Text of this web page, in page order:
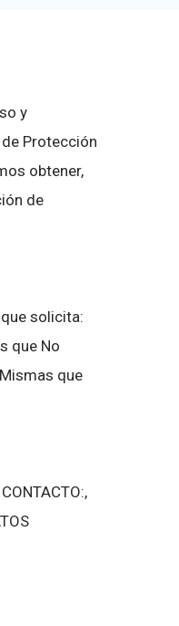
y
Protección
obtener,
de
solicita:
que No
que